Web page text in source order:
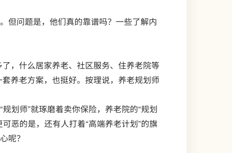
但问题是，他们真的靠谱吗？一些了解内
，什么居家养老、社区服务、住养老院等
养老方案，也挺好。按理说，养老规划师
划师”就琢磨着卖你保险，养老院的“规划
恶的是，还有人打着“高端养老计划”的旗
呢？